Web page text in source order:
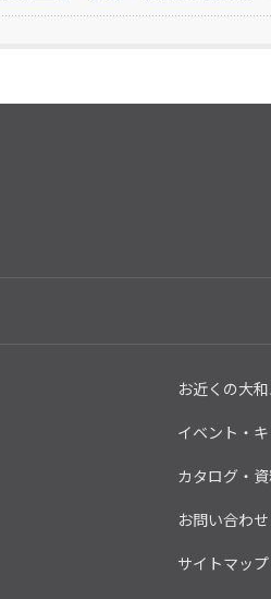
お近くの大
イベント・
カタログ・
お問い合わせ
サイトマップ